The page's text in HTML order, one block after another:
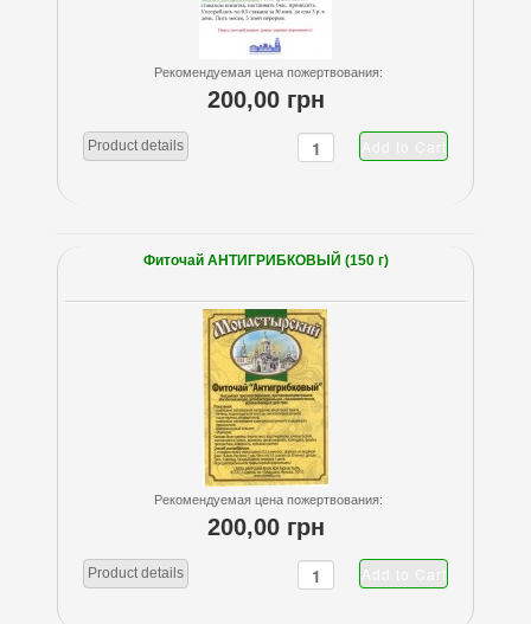
Рекомендуемая цена пожертвования:
200,00 грн
Product details
Фиточай АНТИГРИБКОВЫЙ (150 г)
Рекомендуемая цена пожертвования:
200,00 грн
Product details